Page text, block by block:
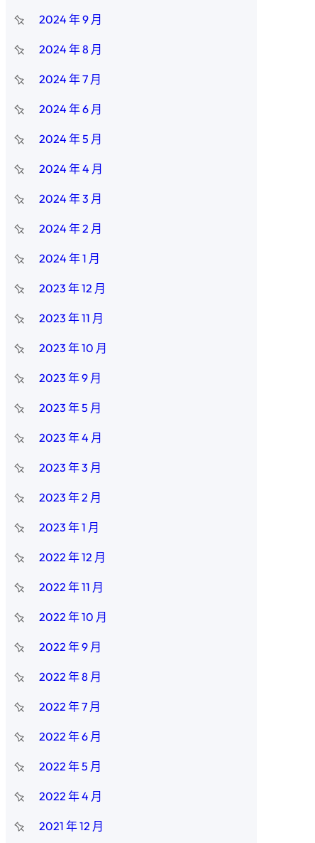
2024 年 9 月
2024 年 8 月
2024 年 7 月
2024 年 6 月
2024 年 5 月
2024 年 4 月
2024 年 3 月
2024 年 2 月
2024 年 1 月
2023 年 12 月
2023 年 11 月
2023 年 10 月
2023 年 9 月
2023 年 5 月
2023 年 4 月
2023 年 3 月
2023 年 2 月
2023 年 1 月
2022 年 12 月
2022 年 11 月
2022 年 10 月
2022 年 9 月
2022 年 8 月
2022 年 7 月
2022 年 6 月
2022 年 5 月
2022 年 4 月
2021 年 12 月